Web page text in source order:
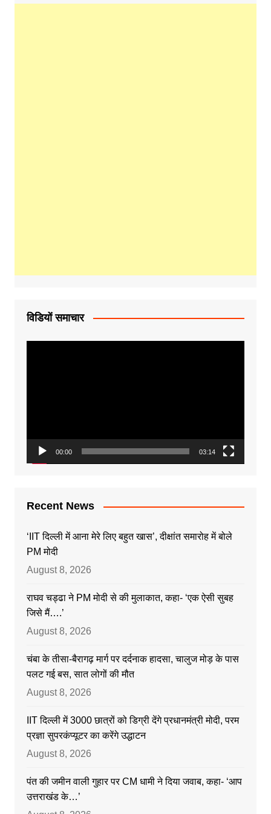
विडियों समाचार
00:00 03:14
Recent News
‘IIT दिल्ली में आना मेरे लिए बहुत खास’, दीक्षांत समारोह में बोले
PM मोदी
August 8, 2026
राघव चड्ढा ने PM मोदी से की मुलाकात, कहा- ‘एक ऐसी सुबह
जिसे मैं….’
August 8, 2026
चंबा के तीसा-बैरागढ़ मार्ग पर दर्दनाक हादसा, चालुज मोड़ के पास
पलट गई बस, सात लोगों की मौत
August 8, 2026
IIT दिल्ली में 3000 छात्रों को डिग्री देंगे प्रधानमंत्री मोदी, परम
प्रज्ञा सुपरकंप्यूटर का करेंगे उद्धाटन
August 8, 2026
पंत की जमीन वाली गुहार पर CM धामी ने दिया जवाब, कहा- ‘आप
उत्तराखंड के…’